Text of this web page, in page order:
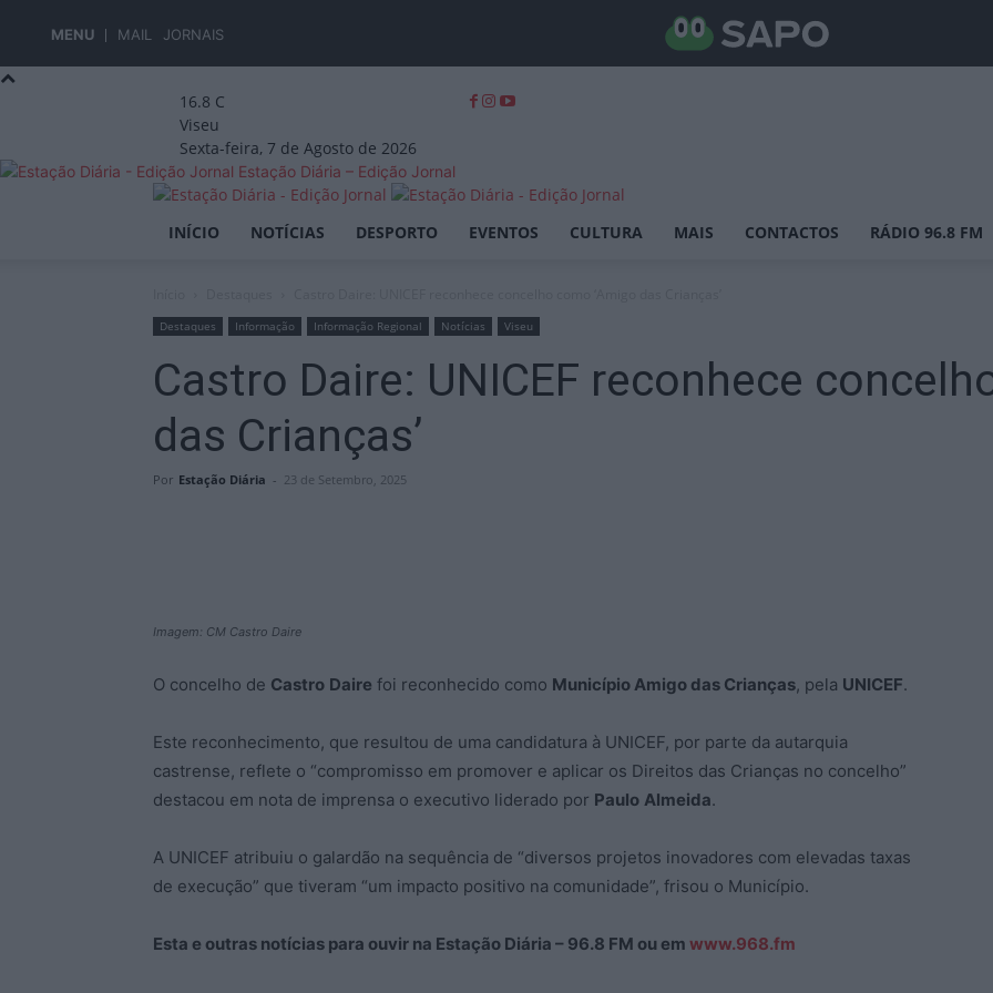
MENU MAIL JORNAIS
16.8 C
Viseu
Sexta-feira, 7 de Agosto de 2026
Estação Diária – Edição Jornal
INÍCIO NOTÍCIAS DESPORTO EVENTOS CULTURA MAIS CONTACTOS RÁDIO 96.8 FM
Destaques Informação Informação Regional Notícias Viseu
Castro Daire: UNICEF reconhece
das Crianças’
Por Estação Diária - 23 de Setembro, 2025
Imagem: CM Castro Daire
O concelho de Castro Daire foi reconhecido como Município Amigo das Crianças, pela UNICEF.
Este reconhecimento, que resultou de uma candidatura à UNICEF, por parte da autarquia
castrense, reflete o “compromisso em promover e aplicar os Direitos das Crianças no concelho”
destacou em nota de imprensa o executivo liderado por Paulo Almeida.
A UNICEF atribuiu o galardão na sequência de “diversos projetos inovadores com elevadas taxas
de execução” que tiveram “um impacto positivo na comunidade”, frisou o Município.
Esta e outras notícias para ouvir na Estação Diária – 96.8 FM ou em www.968.fm